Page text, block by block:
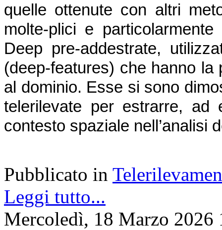
quelle ottenute con altri
molte-plici e
Deep pre-addestrate,
(deep-features) che hanno
al dominio. Esse si sono
telerilevate per estrarre, ad
contesto spaziale nell’analisi
Pubblicato in
Leggi tutto...
Mercoledì, 18 Marzo 2026